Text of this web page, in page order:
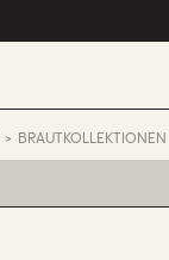
BRAUTKOLLEKTIONEN